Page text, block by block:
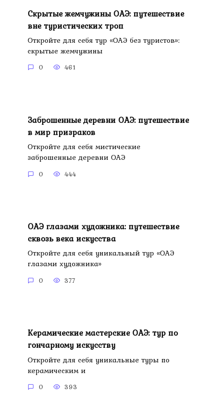
Скрытые жемчужины ОАЭ: путешествие
вне туристических троп
Откройте для себя тур «ОАЭ без туристов»:
скрытые жемчужины
0 461
Заброшенные деревни ОАЭ: путешествие
в мир призраков
Откройте для себя мистические
заброшенные деревни ОАЭ
0 444
ОАЭ глазами художника: путешествие
сквозь века искусства
Откройте для себя уникальный тур «ОАЭ
глазами художника»
0 377
Керамические мастерские ОАЭ: тур по
гончарному искусству
Откройте для себя уникальные туры по
керамическим и
0 393